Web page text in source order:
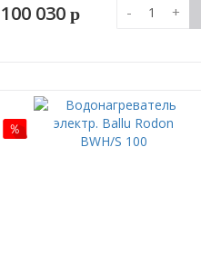
100 030 p - +